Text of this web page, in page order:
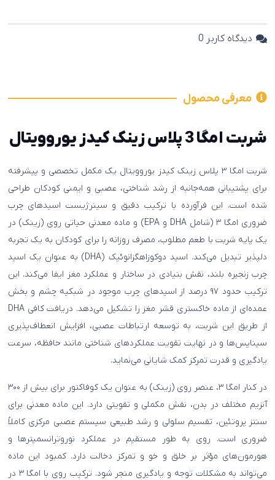
دیدگاه کاربر 0
معرفی محصول
شربت امگا 3 پلاس زینک کیدز یوروویتال
شربت امگا ۳ پلاس زینک کیدز یوروویتال یک مکمل تخصصی و پیشرفته
برای پشتیبانی همه‌جانبه از رشد شناختی، عصبی و ایمنی کودکان طراحی
شده است. این فرآورده با ترکیب دقیق و سینرژیست اسیدهای چرب
ضروری امگا ۳ (شامل DHA و EPA) و ماده معدنی حیاتی روی (زینک) در
یک پایه شربت با طعم مطلوب، مصرف روزانه را برای کودکان به یک تجربه
دلپذیر تبدیل می‌کند. اسید دوکوزاهگزانوئیک (DHA) به عنوان یک اسید
چرب زنجیره بلند، نقش بنیادی در ساختار و عملکرد مغز ایفا می‌کند. این
ترکیب حدود ۹۷ درصد از اسیدهای چرب موجود در شبکیه چشم و بخش
عمده‌ای از ماده خاکستری قشر مغز را تشکیل می‌دهد. دریافت کافی DHA
از طریق این شربت، به توسعه ارتباطات عصبی، افزایش انعطاف‌پذیری
سیناپس‌ها و در نهایت تقویت عملکردهای شناختی مانند حافظه، سرعت
یادگیری و قدرت تمرکز کمک شایانی می‌نماید.
در کنار امگا ۳، عنصر روی (زینک) به عنوان یک کوفاکتور برای بیش از ۳۰۰
آنزیم مختلف در بدن، نقش مکملی و تقویتی دارد. این ماده معدنی برای
سنتز پروتئین، تقسیم سلولی و رشد طبیعی سیستم عصبی مرکزی کاملاً
ضروری است. روی به طور مستقیم در عملکرد نوروترانسمیترها و
هورمون‌های مؤثر بر خلق و خو و تمرکز دخالت دارد. کمبود این ماده
می‌تواند به مشکلات توجه و یادگیری منجر شود. ترکیب روی با امگا ۳ در